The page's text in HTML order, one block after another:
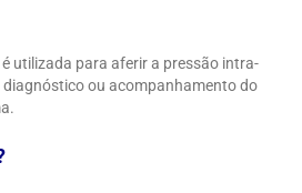
utilizada para aferir a pressão intra-
ou acompanhamento do